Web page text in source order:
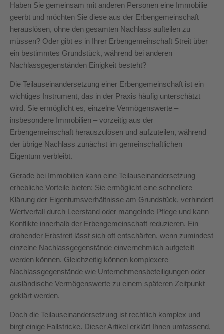
Haben Sie gemeinsam mit anderen Personen eine Immobilie
geerbt und möchten Sie diese aus der Erbengemeinschaft
herauslösen, ohne den gesamten Nachlass aufteilen zu
müssen? Oder gibt es in Ihrer Erbengemeinschaft Streit über
ein bestimmtes Grundstück, während bei anderen
Nachlassgegenständen Einigkeit besteht?
Die Teilauseinandersetzung einer Erbengemeinschaft ist ein
wichtiges Instrument, das in der Praxis häufig unterschätzt
wird. Sie ermöglicht es, einzelne Vermögenswerte –
insbesondere Immobilien – vorzeitig aus der
Erbengemeinschaft herauszulösen und aufzuteilen, während
der übrige Nachlass zunächst im gemeinschaftlichen
Eigentum verbleibt.
Gerade bei Immobilien kann eine Teilauseinandersetzung
erhebliche Vorteile bieten: Sie ermöglicht eine schnellere
Klärung der Eigentumsverhältnisse am Grundstück, verhindert
Wertverfall durch Leerstand oder mangelnde Pflege und kann
Konflikte innerhalb der Erbengemeinschaft reduzieren. Ein
drohender Erbstreit lässt sich oft entschärfen, wenn zumindest
einzelne Nachlassgegenstände einvernehmlich aufgeteilt
werden können. Gleichzeitig können komplexere
Nachlassgegenstände wie Unternehmensbeteiligungen oder
ausländische Vermögenswerte zu einem späteren Zeitpunkt
geklärt werden.
Doch die Teilauseinandersetzung ist rechtlich komplex und
birgt einige Fallstricke. Dieser Artikel erklärt Ihnen umfassend,